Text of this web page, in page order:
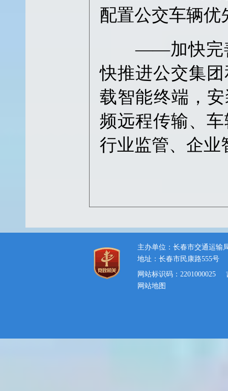
配置公交车辆优
——加快完善
快推进公交集
载智能终端，
频远程传输、
行业监管、企业
主办单位：长春市交通运输
地址：长春市民康路555号
网站标识码：2201000025
网站地图